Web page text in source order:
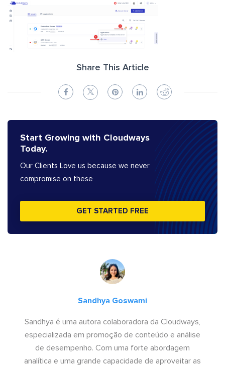
Share This Article
Start Growing with Cloudways
Today.
Our Clients Love us because we never
compromise on these
GET STARTED FREE
Sandhya Goswami
Sandhya é uma autora colaboradora da Cloudways,
especializada em promoção de conteúdo e análise
de desempenho. Com uma forte abordagem
analítica e uma grande capacidade de aproveitar as